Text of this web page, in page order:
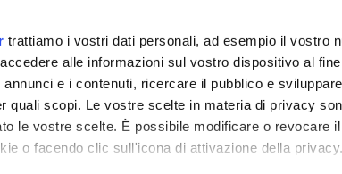
trattiamo i vostri dati personali, ad esempio il vostro
alle informazioni sul vostro dispositivo al
e i contenuti, ricercare il pubblico e
quali scopi. Le vostre scelte in materia di privacy
le vostre scelte. È possibile modificare o revocare
o facendo clic sull'icona di attivazione della privacy.